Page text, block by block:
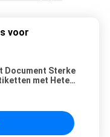
voor
Document Sterke
met Hete